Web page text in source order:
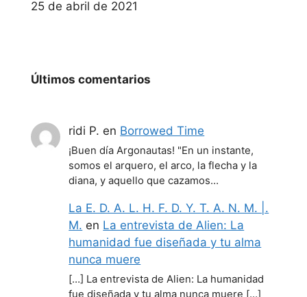
Fecha
25 de abril de 2021
Últimos comentarios
ridi P. en Borrowed Time
¡Buen día Argonautas! "En un instante,
somos el arquero, el arco, la flecha y la
diana, y aquello que cazamos…
La E. D. A. L. H. F. D. Y. T. A. N. M. |.
M. en La entrevista de Alien: La
humanidad fue diseñada y tu alma
nunca muere
[…] La entrevista de Alien: La humanidad
fue diseñada y tu alma nunca muere […]